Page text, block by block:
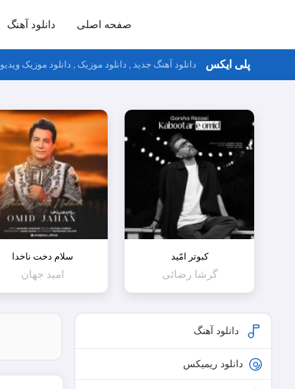
صفحه اصلی دانلود آهنگ
پلی ایکس دانلود آهنگ جدید , دانلود موزیک , دانلود موزیک ویدیو
کبوتر امّید
گرشا رضائی
سلام دخت ناخدا
امید جهان
دانلود آهنگ
دانلود ریمیکس